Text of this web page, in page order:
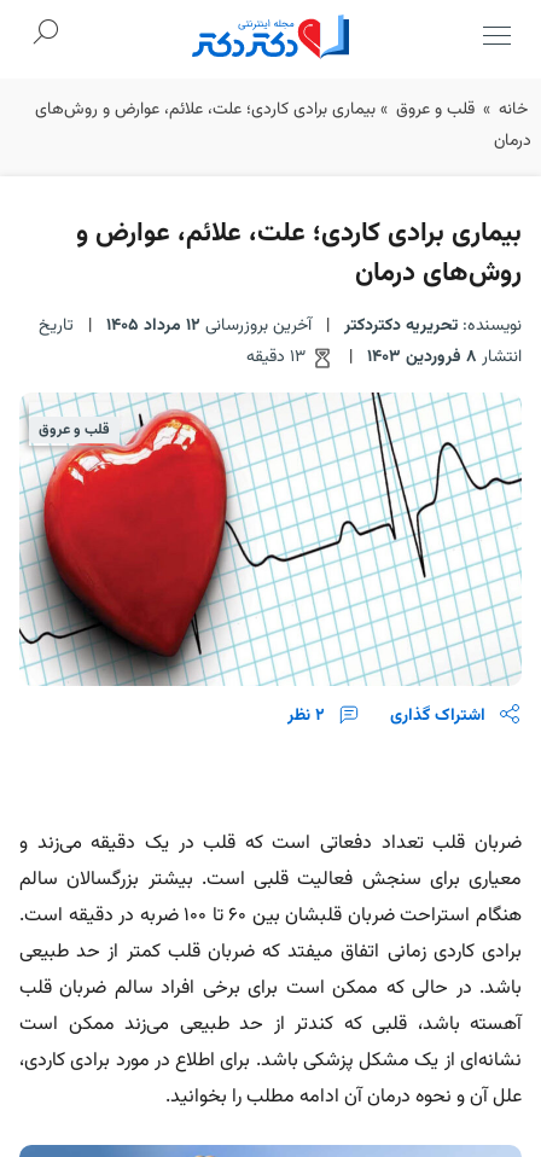
Skip
to
خانه » قلب و عروق »بیماری برادی کاردی؛ علت، علائم، عوارض و روش‌های
درمان
بیماری برادی کاردی؛ علت، علائم، عوارض و
روش‌های درمان
نویسنده: تحریریه دکتردکتر | آخرین بروزرسانی 12 مرداد 1405 |
تاریخ
انتشار 8 فروردین 1403 |
قلب و عروق
اشتراک گذاری 2نظر
ضربان قلب تعداد دفعاتی است که قلب در یک دقیقه می‌زند و
معیاری برای سنجش فعالیت قلبی است. بیشتر بزرگسالان سالم
هنگام استراحت ضربان قلبشان بین 60 تا 100 ضربه در دقیقه است.
برادی کاردی زمانی اتفاق میفتد که ضربان قلب کمتر از حد طبیعی
باشد. در حالی که ممکن است برای برخی افراد سالم ضربان قلب
آهسته باشد، قلبی که کندتر از حد طبیعی می‌زند ممکن است
نشانه‌ای از یک مشکل پزشکی باشد. برای اطلاع در مورد برادی کاردی،
علل آن و نحوه درمان آن ادامه مطلب را بخوانید.